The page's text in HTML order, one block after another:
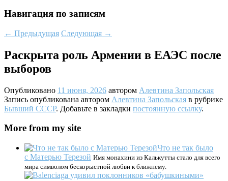
Навигация по записям
← Предыдущая Следующая →
Раскрыта роль Армении в ЕАЭС после
выборов
Опубликовано 11 июня, 2026 автором Алевтина Запольская
Запись опубликована автором Алевтина Запольская в рубрике
Бывший СССР. Добавьте в закладки постоянную ссылку.
More from my site
Что не так было
с Матерью Терезой Имя монахини из Калькутты стало для всего
мира символом бескорыстной любви к ближнему.